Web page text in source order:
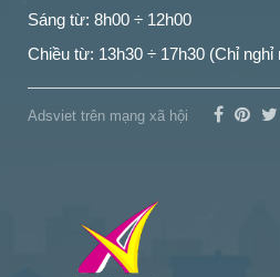
Sáng từ: 8h00 ÷ 12h00
Chiều từ: 13h30 ÷ 17h30 (Chỉ nghỉ
Adsviet trên mạng xã hội